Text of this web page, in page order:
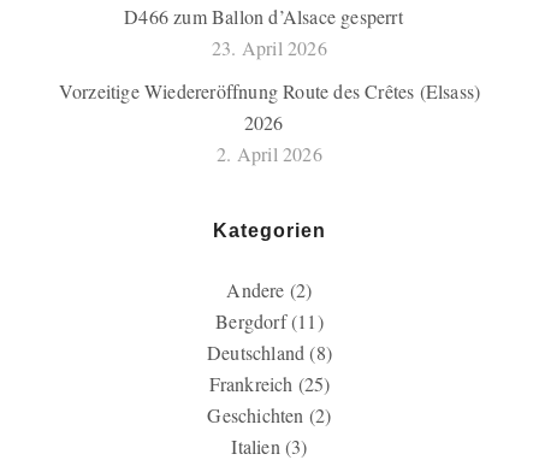
D466 zum Ballon d’Alsace gesperrt
23. April 2026
Vorzeitige Wiedereröffnung Route des Crêtes (Elsass)
2026
2. April 2026
Kategorien
Andere (2)
Bergdorf(11)
Deutschland (8)
Frankreich (25)
Geschichten (2)
Italien (3)